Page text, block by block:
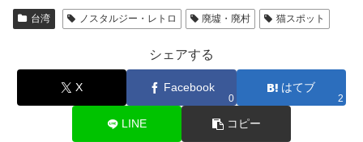
台湾 ノスタルジー・レトロ 廃墟・廃村 猫スポット
シェアする
X Facebook
0
はてブ
2
LINE コピー